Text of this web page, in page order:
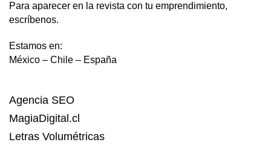
Para aparecer en la revista con tu emprendimiento,
escríbenos.
Estamos en:
México – Chile – España
Agencia SEO
MagiaDigital.cl
Letras Volumétricas